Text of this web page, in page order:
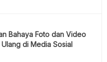
Bahaya Foto dan Video
di Media Sosial